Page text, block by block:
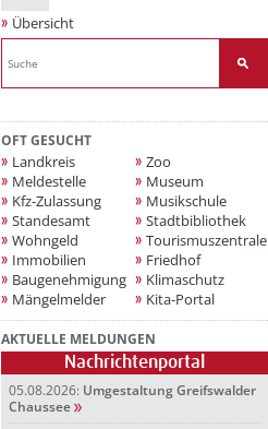
Übersicht
OFT GESUCHT
Landkreis
Meldestelle
Kfz-Zulassung
Standesamt
Wohngeld
Immobilien
Baugenehmigung
Mängelmelder
Zoo
Museum
Musikschule
Stadtbibliothek
Tourismuszentrale
Friedhof
Klimaschutz
Kita-Portal
AKTUELLE MELDUNGEN
Nachrichtenportal
05.08.2026: Umgestaltung Greifswalder
Chaussee